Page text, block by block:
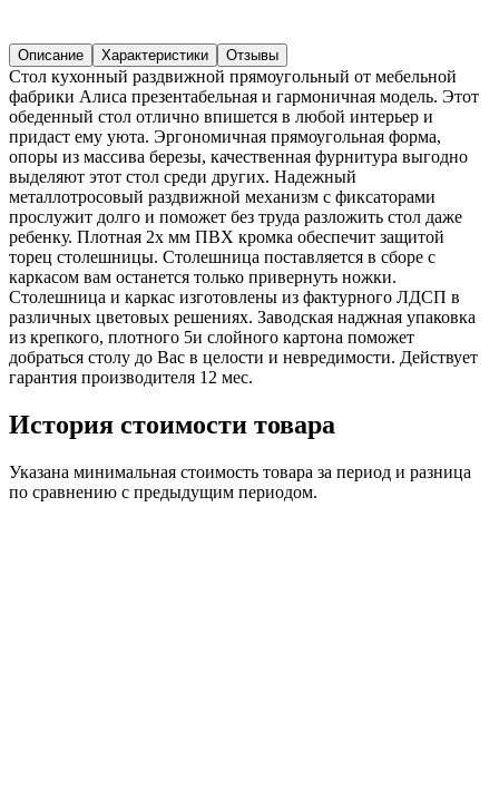
Описание Характеристики Отзывы
Стол кухонный раздвижной прямоугольный от мебельной
фабрики Алиса презентабельная и гармоничная модель. Этот
обеденный стол отлично впишется в любой интерьер и
придаст ему уюта. Эргономичная прямоугольная форма,
опоры из массива березы, качественная фурнитура выгодно
выделяют этот стол среди других. Надежный
металлотросовый раздвижной механизм с фиксаторами
прослужит долго и поможет без труда разложить стол даже
ребенку. Плотная 2х мм ПВХ кромка обеспечит защитой
торец столешницы. Столешница поставляется в сборе с
каркасом вам останется только привернуть ножки.
Столешница и каркас изготовлены из фактурного ЛДСП в
различных цветовых решениях. Заводская наджная упаковка
из крепкого, плотного 5и слойного картона поможет
добраться столу до Вас в целости и невредимости. Действует
гарантия производителя 12 мес.
История стоимости товара
Указана минимальная стоимость товара за период и разница
по сравнению с предыдущим периодом.